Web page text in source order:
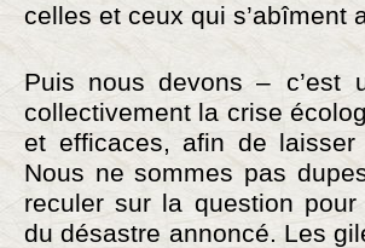
celles et ceux qui s’abîment
Puis nous devons – c’est
collectivement la crise
et efficaces, afin de
Nous ne sommes pas
reculer sur la question
du désastre annoncé. Les